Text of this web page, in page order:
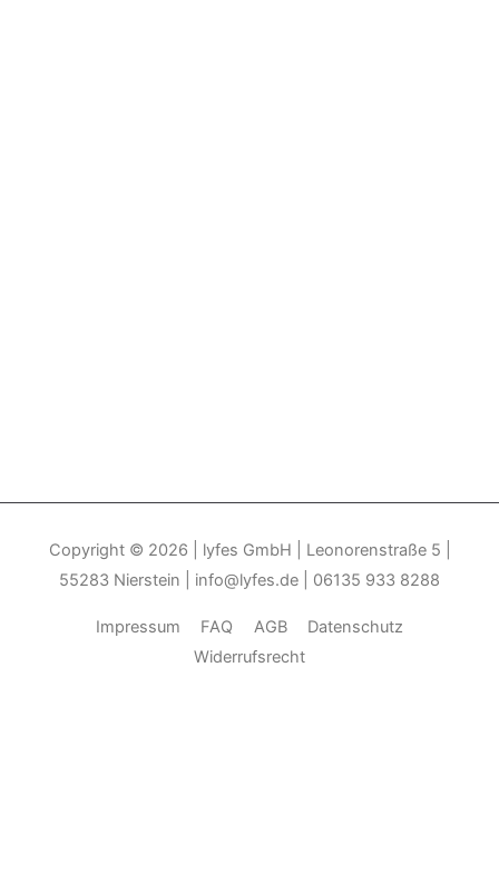
Copyright © 2026
| lyfes GmbH | Leonorenstraße 5 |
55283 Nierstein | info@lyfes.de | 06135 933 8288
Impressum FAQ AGB
Datenschutz
Widerrufsrecht